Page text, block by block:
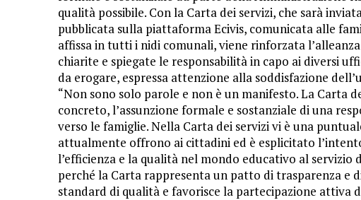
qualità possibile. Con la Carta dei servizi, che sarà
pubblicata sulla piattaforma Ecivis, comunicata alle
affissa in tutti i nidi comunali, viene rinforzata
chiarite e spiegate le responsabilità in capo ai diversi
da erogare, espressa attenzione alla soddisfazione
“Non sono solo parole e non è un manifesto. La Carta
concreto, l’assunzione formale e sostanziale di una
verso le famiglie. Nella Carta dei servizi vi è una
attualmente offrono ai cittadini ed è esplicitato
l’efficienza e la qualità nel mondo educativo al
perché la Carta rappresenta un patto di trasparenza e
standard di qualità e favorisce la partecipazione attiva